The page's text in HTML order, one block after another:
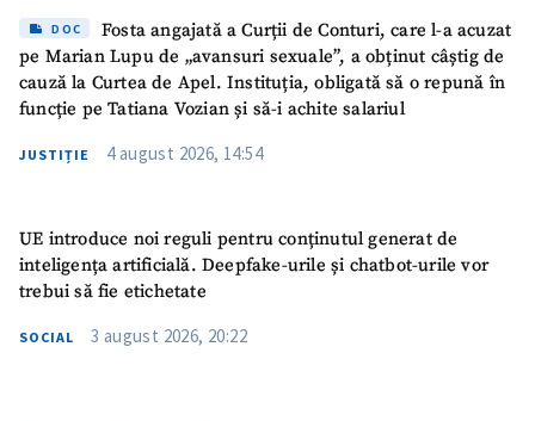
DOC
Fosta angajată a Curții de Conturi, care l-a acuzat
pe Marian Lupu de „avansuri sexuale”, a obținut câștig de
cauză la Curtea de Apel. Instituția, obligată să o repună în
funcție pe Tatiana Vozian și să-i achite salariul
JUSTIȚIE 4 august 2026, 14:54
UE introduce noi reguli pentru conținutul generat de
inteligența artificială. Deepfake-urile și chatbot-urile vor
trebui să fie etichetate
SOCIAL 3 august 2026, 20:22